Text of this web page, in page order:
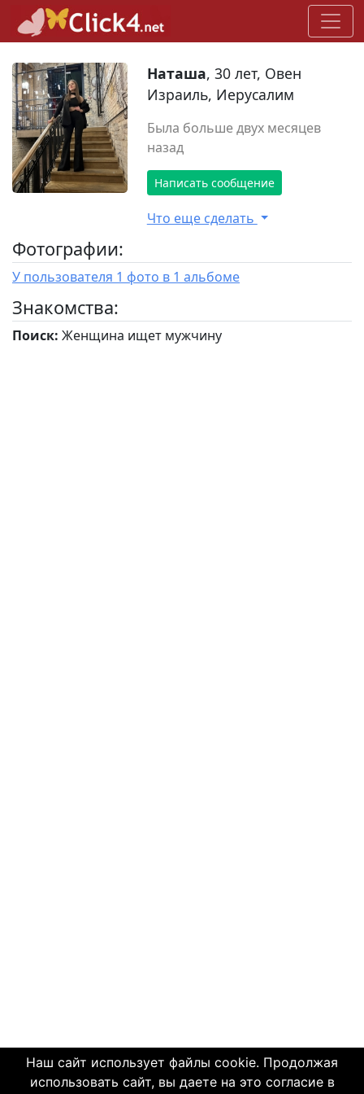
Наш сайт использует файлы cookie. Продолжая
использовать сайт, вы даете на это согласие в
Наташа, 30 лет, Овен
Израиль, Иерусалим
Была больше двух месяцев
назад
Написать сообщение
Что еще сделать
Фотографии:
У пользователя 1 фото в 1 альбоме
Знакомства:
Поиск: Женщина ищет мужчину